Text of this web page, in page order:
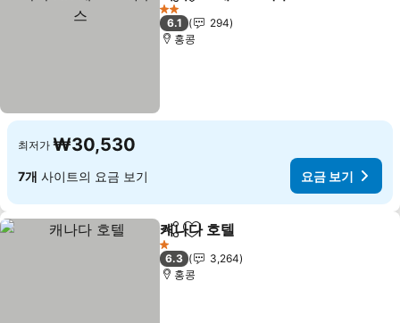
2 성급
6.1
294
홍콩
최저가 ₩30,530
7개 사이트의 요금 보기 요금 보기
공유 즐겨찾기에 추가
캐나다 호텔
1 성급
6.3
3,264
홍콩